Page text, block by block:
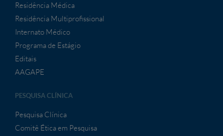
Residência Médica
Residência Multiprofissional
Internato Médico
Programa de Estágio
Editais
AAGAPE
PESQUISA CLÍNICA
Pesquisa Clínica
Comitê Ética em Pesquisa